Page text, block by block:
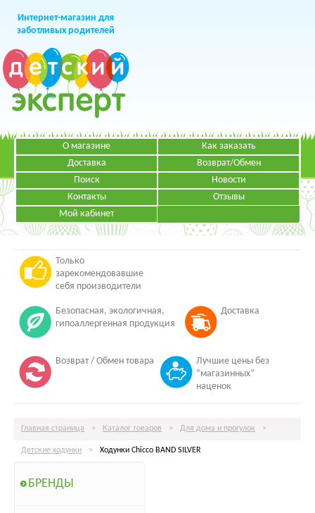
Интернет-магазин для
заботливых родителей
+7 (499)391-49-83Телефон в Москве
Режим работы:
Пн-Пт: с 09.00 до 19.00
НАПИСАТЬ ПИСЬМО
О магазине
Как заказать
Доставка
Возврат/Обмен
Поиск
Новости
Контакты
Отзывы
Мой кабинет
Только
зарекомендовавшие
себя производители
Безопасная, экологичная,
гипоаллергенная продукция
Доставка
Возврат / Обмен товара
Лучшие цены без
“магазинных”
наценок
Главная страница > Каталог товаров > Для дома и прогулок >
Детские ходунки > Ходунки Chicco BAND SILVER
БРЕНДЫ